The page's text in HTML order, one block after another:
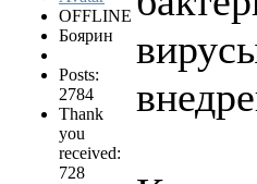
OFFLINE
Боярин
Posts:
2784
Thank
you
received:
728